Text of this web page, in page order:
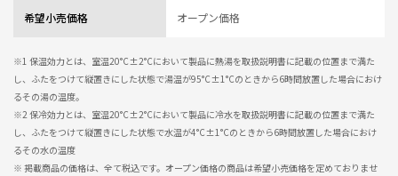
希望小売価格 オープン価格
※1 保温効力とは、室温20°C±2°Cにおいて製品に熱湯を取扱説明書に記載の位置まで満た
し、ふたをつけて縦置きにした状態で湯温が95°C±1°Cのときから6時間放置した場合におけ
るその湯の温度。
※2 保冷効力とは、室温20°C±2°Cにおいて製品に冷水を取扱説明書に記載の位置まで満た
し、ふたをつけて縦置きにした状態で水温が4°C±1°Cのときから6時間放置した場合におけ
るその水の温度
※ 掲載商品の価格は、全て税込です。オープン価格の商品は希望小売価格を定めておりませ